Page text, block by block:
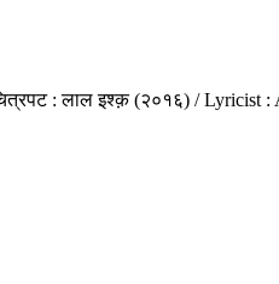
: लाल इश्क़ (२०१६) /